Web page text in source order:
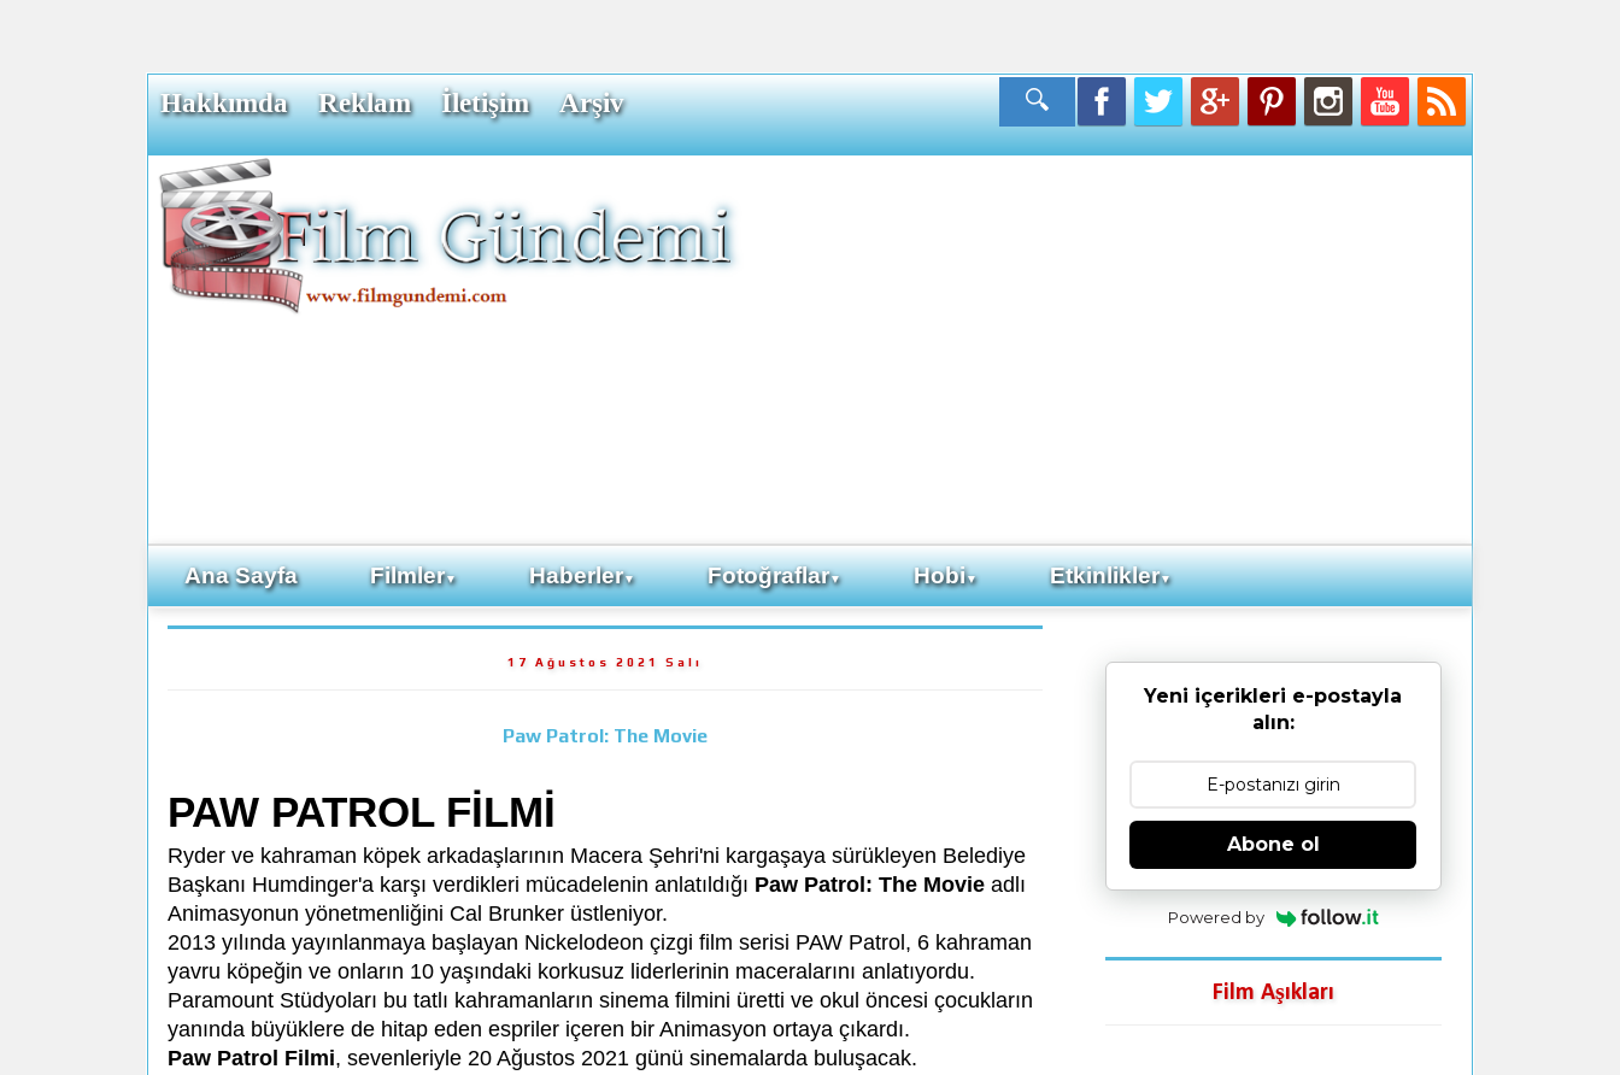
Hakkımda Reklam İletişim Arşiv
Ana Sayfa Filmler▼ Haberler▼ Fotoğraflar▼ Hobi▼ Etkinlikler▼
17 Ağustos 2021 Salı
Paw Patrol: The Movie
PAW PATROL FİLMİ
Ryder ve kahraman köpek arkadaşlarının Macera Şehri'ni kargaşaya sürükleyen Belediye
Başkanı Humdinger'a karşı verdikleri mücadelenin anlatıldığı Paw Patrol: The Movie adlı
Animasyonun yönetmenliğini Cal Brunker üstleniyor.
2013 yılında yayınlanmaya başlayan Nickelodeon çizgi film serisi PAW Patrol, 6 kahraman
yavru köpeğin ve onların 10 yaşındaki korkusuz liderlerinin maceralarını anlatıyordu.
Paramount Stüdyoları bu tatlı kahramanların sinema filmini üretti ve okul öncesi çocukların
yanında büyüklere de hitap eden espriler içeren bir Animasyon ortaya çıkardı.
Paw Patrol Filmi, sevenleriyle 20 Ağustos 2021 günü sinemalarda buluşacak.
Yeni içerikleri e-postayla
alın:
Abone ol
Powered by
Film Aşıkları